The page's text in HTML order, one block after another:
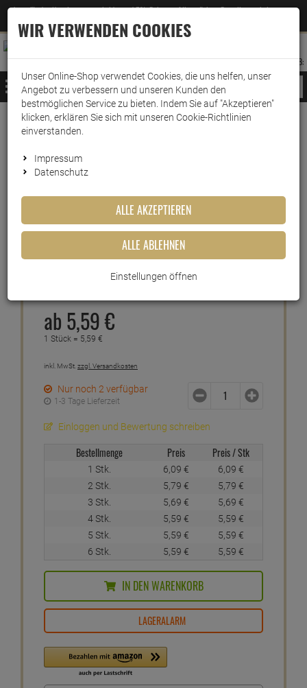
Jetzt für den Newsletter entscheiden und 5% Rabatt auf Ihre nächste Bestellung erhalten
–Zum Newsletter
ANMELDEN
AUFKLAPPEN
MERKZETTEL
WARENKORB:
MENÜ
Weiter einkaufen www.wark24.de KFZ Pflegetücher
Armor All Kunststoff Pflegetücher glänzend
Armor All Kunststoff
Pflegetücher glänzend
Artikel-Nummer:10013515
ab 5,59€
1 Stück = 5,59 €
inkl. MwSt. zzgl. Versandkosten
Nur noch 2 verfügbar
1-3 Tage Lieferzeit
Einloggen und Bewertung schreiben
Bestellmenge Preis Preis / Stk
1 Stk. 6, 09 € 6, 09 €
2 Stk.
5, 79 € 5, 79 €
3 Stk.
5, 69 € 5, 69 €
4 Stk.
5, 59 € 5, 59 €
5 Stk.
5, 59 € 5, 59 €
6 Stk.
5, 59 € 5, 59 €
IN DEN WARENKORB
LAGERALARM
WIR VERWENDEN COOKIES
Unser Online-Shop verwendet Cookies, die uns helfen, unser
Angebot zu verbessern und unseren Kunden den
bestmöglichen Service zu bieten. Indem Sie auf "Akzeptieren"
klicken, erklären Sie sich mit unseren Cookie-Richtlinien
einverstanden.
Impressum
Datenschutz
ALLE AKZEPTIEREN
ALLE ABLEHNEN
Einstellungen öffnen